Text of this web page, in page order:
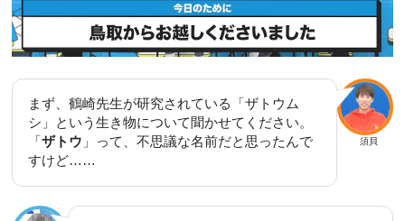
須貝
まず、鶴崎先生が研究されている「ザトウム
シ」という生き物について聞かせてください。
「ザトウ 」って、不思議な名前だと思ったんで
すけど……